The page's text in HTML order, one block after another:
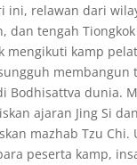
ini, relawan dari
dan tengah
mengikuti kamp
membangun
Bodhisattva dunia.
ajaran Jing Si dan
mazhab Tzu Chi.
peserta kamp,